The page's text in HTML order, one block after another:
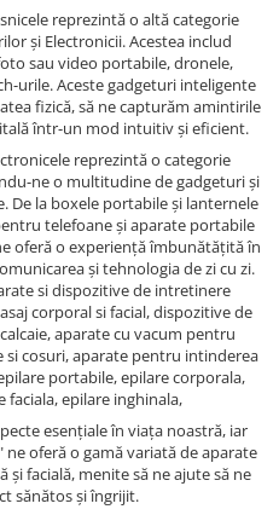
reprezintă o altă categorie
și Electronicii. Acestea includ
sau video portabile, dronele,
urile. Aceste gadgeturi inteligente
fizică, să ne capturăm amintirile
într-un mod intuitiv și eficient.
reprezintă o categorie
ne o multitudine de gadgeturi și
De la boxele portabile și lanternele
telefoane și aparate portabile
oferă o experiență îmbunătățită în
și tehnologia de zi cu zi.
si dispozitive de intretinere
corporal si facial, dispozitive de
aparate cu vacum pentru
cosuri, aparate pentru intinderea
portabile, epilare corporala,
epilare inghinala,
esențiale în viața noastră, iar
oferă o gamă variată de aparate
facială, menite să ne ajute să ne
sănătos și îngrijit.